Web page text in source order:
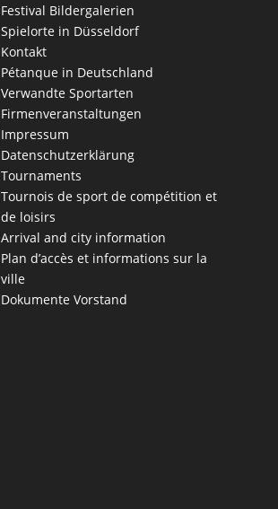
Festival Bildergalerien
Spielorte in Düsseldorf
Kontakt
Pétanque in Deutschland
Verwandte Sportarten
Firmenveranstaltungen
Impressum
Datenschutzerklärung
Tournaments
Tournois de sport de compétition et
de loisirs
Arrival and city information
Plan d’accès et informations sur la
ville
Dokumente Vorstand